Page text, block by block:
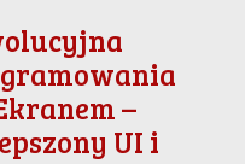
–
UI i